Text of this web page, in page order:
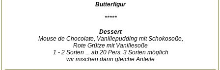
Butterfigur
*****
Dessert
Mouse de Chocolate, Vanillepudding mit Schokosoße,
Rote Grütze mit Vanillesoße
1 - 2 Sorten ... ab 20 Pers. 3 Sorten möglich
wir mischen dann gleiche Anteile